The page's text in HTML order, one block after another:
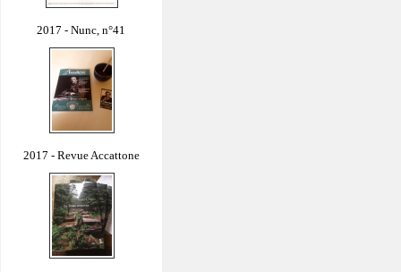
2017 - Nunc, n°41
2017 - Revue Accattone